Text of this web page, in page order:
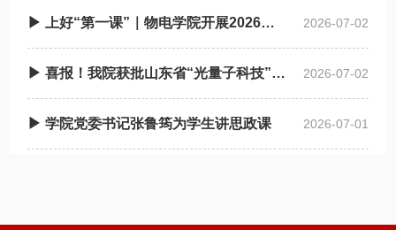
▶ 上好“第一课”｜物电学院开展2026年上半年入党积 极分子培训班 2026-07-02
▶ 喜报！我院获批山东省“光量子科技”拔尖人才培养基地 2026-07-02
▶ 学院党委书记张鲁筠为学生讲思政课 2026-07-01